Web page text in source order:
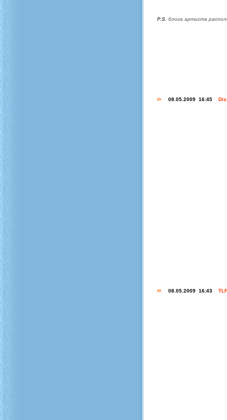
P.S. блога артиста
08.05.2009 16:45
08.05.2009 16:43